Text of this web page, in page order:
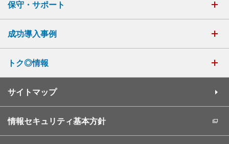
保守・サポート
成功導入事例
トク◎情報
サイトマップ
情報セキュリティ基本方針